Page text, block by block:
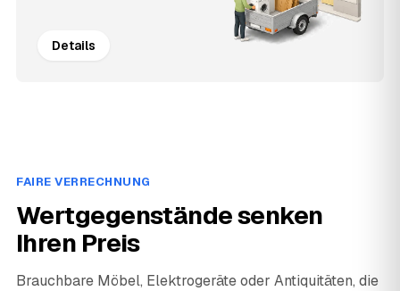
Details
FAIRE VERRECHNUNG
Wertgegenstände senken
Ihren Preis
Brauchbare Möbel, Elektrogeräte oder Antiquitäten, die